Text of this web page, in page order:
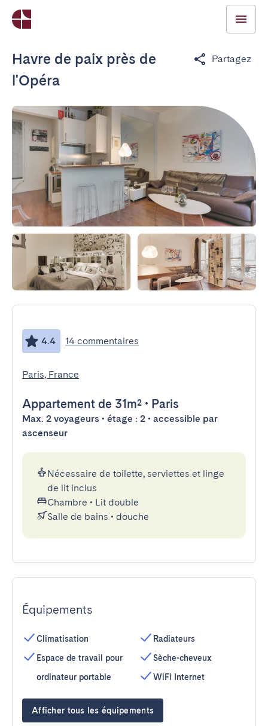
Havre de paix près de
l'Opéra
Partagez
4.4 14 commentaires
Paris, France
Appartement de 31m² • Paris
Max. 2 voyageurs • étage : 2 • accessible par
ascenseur
Nécessaire de toilette, serviettes et linge
de lit inclus
Chambre • Lit double
Salle de bains • douche
Équipements
Climatisation
Espace de travail pour
ordinateur portable
Radiateurs
Sèche-cheveux
WiFi Internet
Afficher tous les équipements